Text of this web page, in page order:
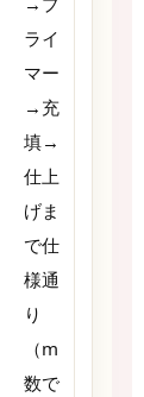
ライ
マー
→充
填→
仕上
げま
で仕
様通
り
（m
数で